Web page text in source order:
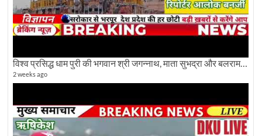
विश्व प्रसिद्ध धाम पुरी की भगवान श्री जगन्नाथ, माता सुभद्रा और बलराम जी की भव्य शोभा यात्रा देखिए
2 weeks ago